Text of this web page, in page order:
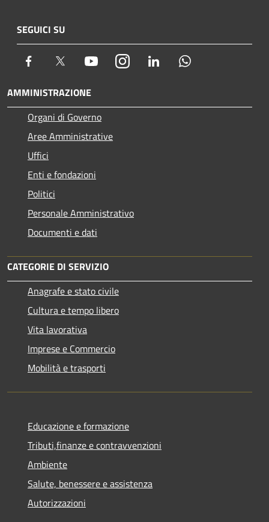
SEGUICI SU
Facebook Twitter YoutubeInstagram LinkedIn
AMMINISTRAZIONE
Organi di Governo
Aree Amministrative
Uffici
Enti e fondazioni
Politici
Personale Amministrativo
Documenti e dati
CATEGORIE DI SERVIZIO
Anagrafe e stato civile
Cultura e tempo libero
Vita lavorativa
Imprese e Commercio
Mobilità e trasporti
Educazione e formazione
Tributi,finanze e contravvenzioni
Ambiente
Salute, benessere e assistenza
Autorizzazioni